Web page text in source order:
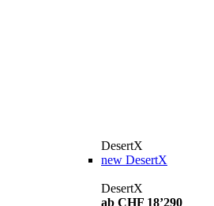
DesertX
new DesertX
DesertX
ab CHF 18’290